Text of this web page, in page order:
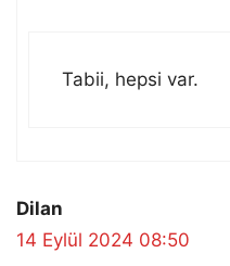
Tabii, hepsi var.
Dilan
14 Eylül 2024 08:50